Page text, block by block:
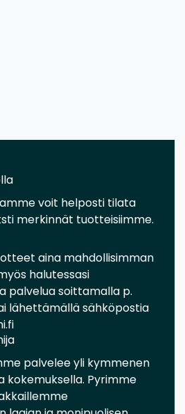
voit helposti tilata
merkinnät tuotteisiimme.
aina mahdollisimman
halutessasi
palvelua soittamalla p.
lähettämällä sähköpostia
palvelee yli kymmenen
kokemuksella. Pyrimme